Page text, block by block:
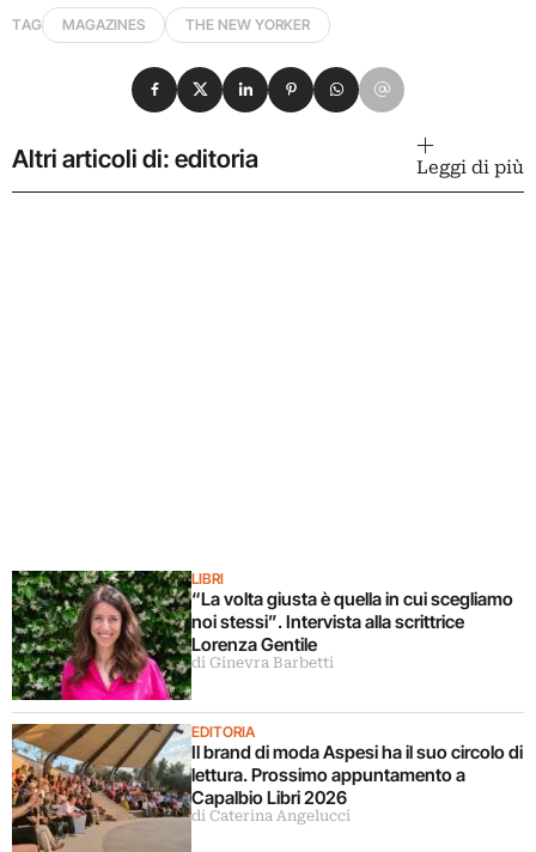
TAG MAGAZINES THE NEW YORKER
Condividi su Facebook
Condividi su X
Condividi su LinkedIn
Condividi su Pinterest
Condividi su WhatsApp
Condividi su Email
Altri articoli di: editoria Leggi di più
LIBRI
“La volta giusta è quella in cui scegliamo
noi stessi”. Intervista alla scrittrice
Lorenza Gentile
di Ginevra Barbetti
EDITORIA
Il brand di moda Aspesi ha il suo circolo di
lettura. Prossimo appuntamento a
Capalbio Libri 2026
di Caterina Angelucci